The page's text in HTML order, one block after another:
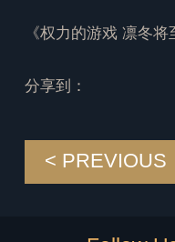
《权力的游戏 凛冬将
分享到：
< PREVIOUS